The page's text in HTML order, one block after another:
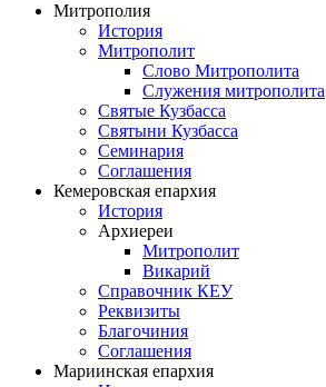
Митрополия
История
Митрополит
Слово Митрополита
Служения митрополита
Святые Кузбасса
Святыни Кузбасса
Семинария
Соглашения
Кемеровская епархия
История
Архиереи
Митрополит
Викарий
Справочник КЕУ
Реквизиты
Благочиния
Соглашения
Мариинская епархия